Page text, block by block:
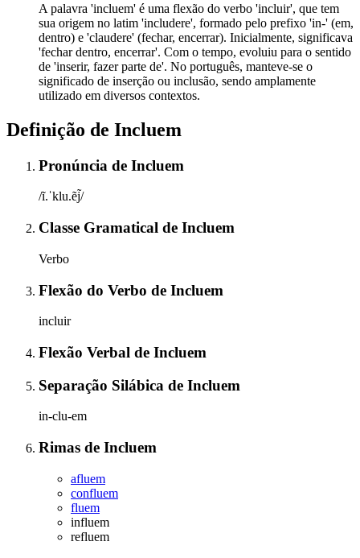
A palavra 'incluem' é uma flexão do verbo 'incluir', que tem
sua origem no latim 'includere', formado pelo prefixo 'in-' (em,
dentro) e 'claudere' (fechar, encerrar). Inicialmente, significava
'fechar dentro, encerrar'. Com o tempo, evoluiu para o sentido
de 'inserir, fazer parte de'. No português, manteve-se o
significado de inserção ou inclusão, sendo amplamente
utilizado em diversos contextos.
Definição de Incluem
Pronúncia de Incluem
/ĩ.ˈklu.ẽj̃/
Classe Gramatical de Incluem
Verbo
Flexão do Verbo de Incluem
incluir
Flexão Verbal de Incluem
Separação Silábica de Incluem
in-clu-em
Rimas de Incluem
afluem
confluem
fluem
influem
refluem